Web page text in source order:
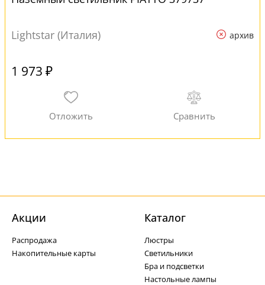
Lightstar (Италия) архив
1 973 ₽
Акции
Распродажа
Накопительные карты
Каталог
Люстры
Светильники
Бра и подсветки
Настольные лампы